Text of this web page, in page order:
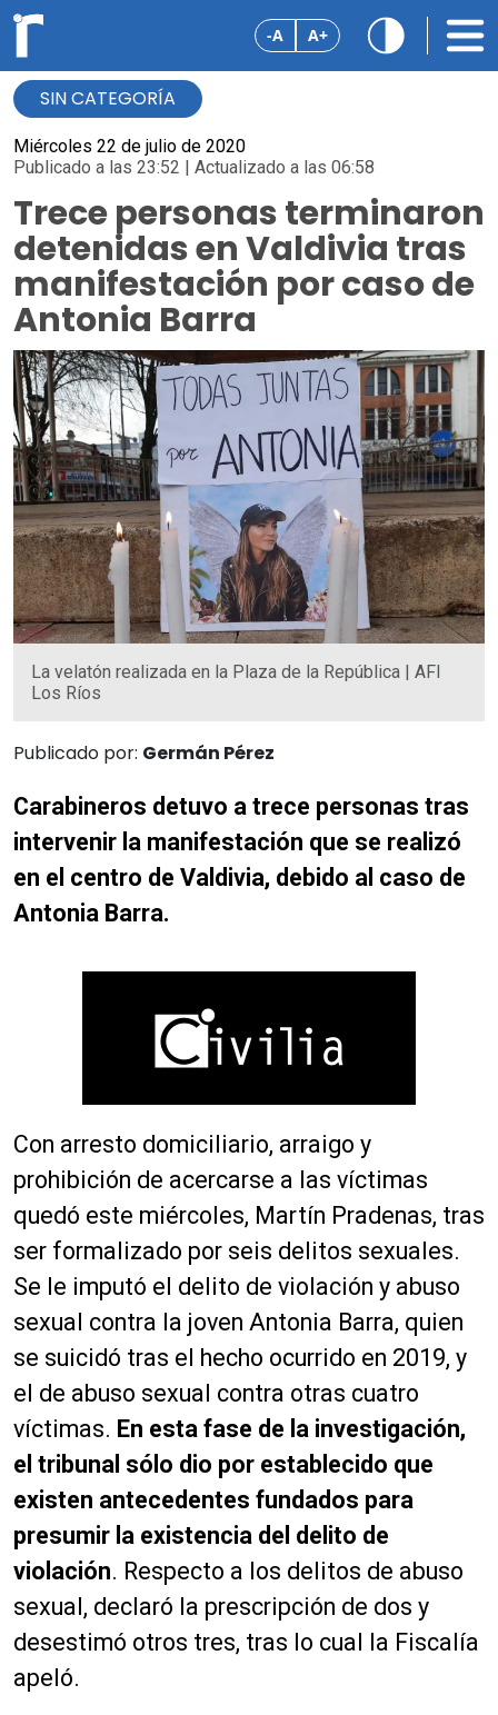
-A A+
SIN CATEGORÍA
Miércoles 22 de julio de 2020
Publicado a las 23:52 | Actualizado a las 06:58
Trece personas terminaron
detenidas en Valdivia tras
manifestación por caso de
Antonia Barra
La velatón realizada en la Plaza de la República | AFI
Los Ríos
Publicado por: Germán Pérez
Carabineros detuvo a trece personas tras
intervenir la manifestación que se realizó
en el centro de Valdivia, debido al caso de
Antonia Barra.
Con arresto domiciliario, arraigo y
prohibición de acercarse a las víctimas
quedó este miércoles, Martín Pradenas, tras
ser formalizado por seis delitos sexuales.
Se le imputó el delito de violación y abuso
sexual contra la joven Antonia Barra, quien
se suicidó tras el hecho ocurrido en 2019, y
el de abuso sexual contra otras cuatro
víctimas. En esta fase de la investigación,
el tribunal sólo dio por establecido que
existen antecedentes fundados para
presumir la existencia del delito de
violación. Respecto a los delitos de abuso
sexual, declaró la prescripción de dos y
desestimó otros tres, tras lo cual la Fiscalía
apeló.